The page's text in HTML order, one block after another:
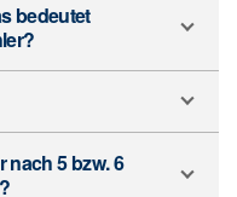
bedeutet
nach 5 bzw. 6